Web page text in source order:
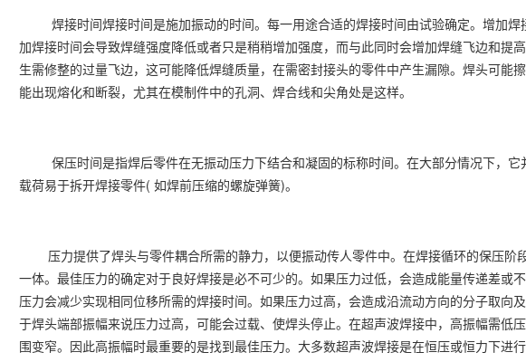
焊接时间焊接时间是施加振动的时间。每一用途合适的焊接时间由试验确定。增加焊
加焊接时间会导致焊缝强度降低或者只是稍稍增加强度，而与此同时会增加焊缝飞边和提
生需修整的过量飞边，这可能降低焊缝质量，在需密封接头的零件中产生漏隙。焊头可能
能出现熔化和断裂，尤其在模制件中的孔洞、焊合线和尖角处是这样。
保压时间是指焊后零件在无振动压力下结合和凝固的标称时间。在大部分情况下，它
载荷易于拆开焊接零件( 如焊前压缩的螺旋弹簧)。
压力提供了焊头与零件耦合所需的静力，以便振动传人零件中。在焊接循环的保压阶
一体。最佳压力的确定对于良好焊接是必不可少的。如果压力过低，会造成能量传递差或
压力会减少实现相同位移所需的焊接时间。如果压力过高，会造成沿流动方向的分子取向
于焊头端部振幅来说压力过高，可能会过载、使焊头停止。在超声波焊接中，高振幅需低
围变窄。因此高振幅时最重要的是找到最佳压力。大多数超声波焊接是在恒压或恒力下进